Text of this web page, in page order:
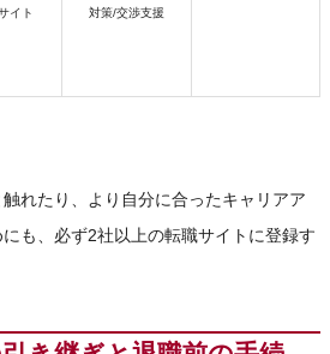
イト 対策/交渉支援
れたり、より自分に合ったキャリアア
も、必ず2社以上の転職サイトに登録す